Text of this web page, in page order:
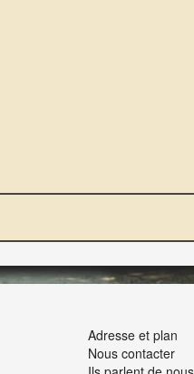
Adresse et plan
Nous contacter